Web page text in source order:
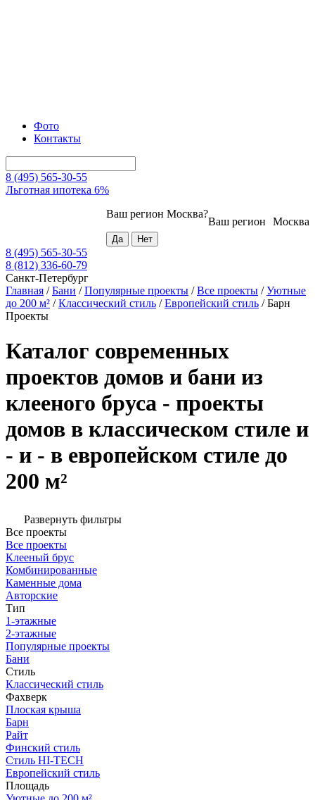
Фото
Контакты
8 (495) 565-30-55
Льготная ипотека 6%
Москва
Ваш регион
Ваш регион Москва?
8 (495) 565-30-55
8 (812) 336-60-79
Санкт-Петербург
Главная /Бани /Популярные проекты /Все проекты /Уютные
до 200 м² /Классический стиль /Европейский стиль /Барн
Проекты
Каталог современных
проектов домов и бани из
клееного бруса - проекты
домов в классическом стиле и
- и - в европейском стиле до
200 м²
Развернуть фильтры
Все проекты
Все проекты
Клееный брус
Комбинированные
Каменные дома
Авторские
Тип
1-этажные
2-этажные
Популярные проекты
Бани
Стиль
Классический стиль
Фахверк
Плоская крыша
Барн
Райт
Финский стиль
Стиль HI-TECH
Европейский стиль
Площадь